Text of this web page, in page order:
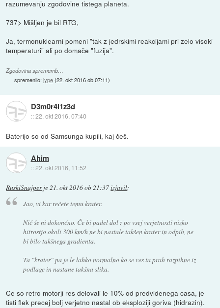
razumevanju zgodovine tistega planeta.
737> Mišljen je bil RTG,
Ja, termonuklearni pomeni "tak z jedrskimi reakcijami pri zelo visoki
temperaturi" ali po domače "fuzija".
Zgodovina sprememb…
spremenilo:jype(22. okt 2016 ob 07:11)
D3m0r4l1z3d
::22. okt 2016, 07:40
Baterijo so od Samsunga kupili, kaj češ.
Ahim
::22. okt 2016, 11:52
RuskiSnajperje21. okt 2016 ob 21:37izjavil:
Jao, vi kar rečete temu krater.
Nič še ni dokončno. Če bi padel dol z po vsej verjetnosti nizko
hitrostjo okoli 300 km/h ne bi nastale takšen krater in odpih, ne
bi bilo takšnega gradienta.
Ta "krater" pa je le lahko normalno ko se ves ta prah razpihne iz
podlage in nastane takšna slika.
Ce so retro motorji res delovali le 10% od predvidenega casa, je
tisti flek precej bolj verjetno nastal ob eksploziji goriva (hidrazin).